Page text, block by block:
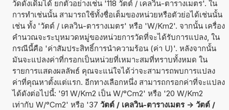
วัดดั้งเดิมได้ ยกตัวอย่างเช่น '118 วัตต์ / เคลวิน-ตารางเมตร'. ใน
การทำเช่นนั้น สามารถใช้ทั้งชื่อเต็มของหน่วยหรือตัวย่อได้เช่นนั้น
เช่น ทั้ง 'วัตต์ / เคลวิน-ตารางเมตร' หรือ 'W/Km2'. จากนั้น เครื่อง
คำนวณจะระบุหมวดหมู่ของหน่วยการวัดที่จะได้รับการแปลง, ใน
กรณีนี้คือ 'ค่าสัมประสิทธิ์การนำความร้อน (ค่า U)'. หลังจากนั้น
มันจะแปลงค่าที่กรอกเป็นหน่วยที่เหมาะสมที่ทราบทั้งหมด ใน
รายการแสดงผลลัพธ์ คุณจะแน่ใจได้ว่าจะสามารถพบการแปลง
ค่าที่คุณหาตั้งแต่แรก. อีกทางเลือกหนึ่ง สามารถกรอกค่าที่จะแปลง
ได้ดังต่อไปนี้: '91 W/Km2 เป็น W/°Cm2' หรือ '20 W/Km2
เท่ากับ W/°Cm2' หรือ '37 วัตต์ / เคลวิน-ตารางเมตร -> วัตต์ /